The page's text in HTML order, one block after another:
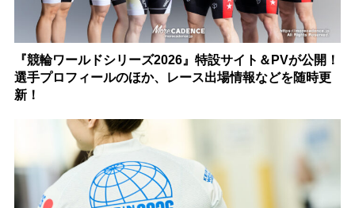
『競輪ワールドシリーズ2026』特設サイト＆PVが公開！
選手プロフィールのほか、レース出場情報などを随時更
新！